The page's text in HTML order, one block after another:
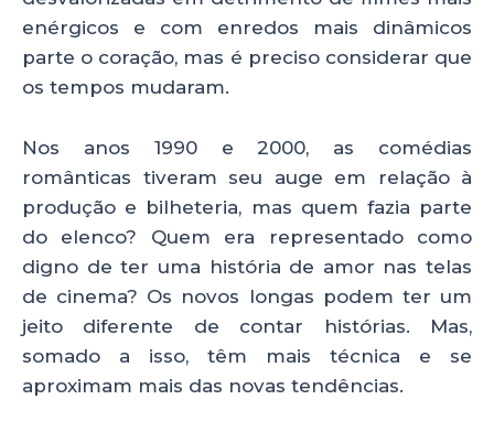
enérgicos e com enredos mais dinâmicos
parte o coração, mas é preciso considerar que
os tempos mudaram.
Nos anos 1990 e 2000, as comédias
românticas tiveram seu auge em relação à
produção e bilheteria, mas quem fazia parte
do elenco? Quem era representado como
digno de ter uma história de amor nas telas
de cinema? Os novos longas podem ter um
jeito diferente de contar histórias. Mas,
somado a isso, têm mais técnica e se
aproximam mais das novas tendências.